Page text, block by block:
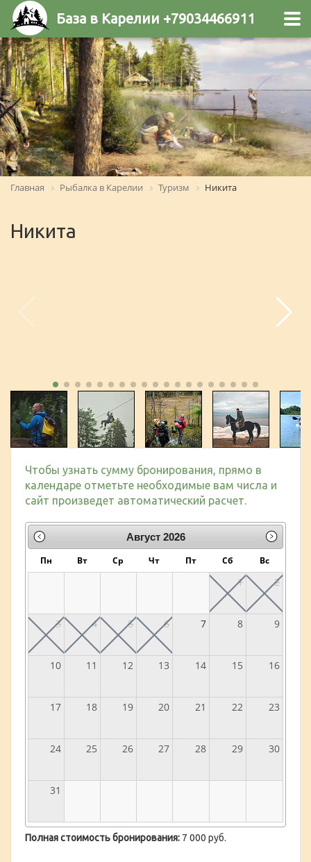
База в Карелии +79034466911
Главная Рыбалка в Карелии Туризм Никита
Никита
Чтобы узнать сумму бронирования, прямо в
календаре отметьте необходимые вам числа и
сайт произведет автоматический расчет.
Август 2026
Пн Вт Ср Чт Пт Сб Вс
1 2
3 4 5 6 7 8 9
10 11 12 13 14 15 16
17 18 19 20 21 22 23
24 25 26 27 28 29 30
31
Полная стоимость бронирования: 7 000 руб.